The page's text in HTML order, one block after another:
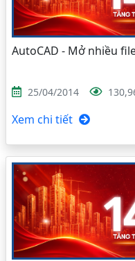
AutoCAD - Mở nhiều
25/04/2014
Xem chi tiết